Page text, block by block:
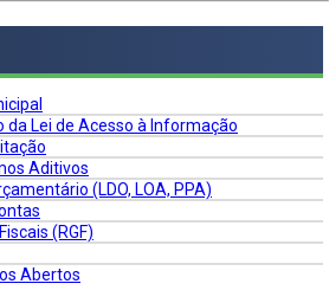
da Lei de Acesso à Informação
Aditivos
(LDO, LOA, PPA)
(RGF)
Abertos